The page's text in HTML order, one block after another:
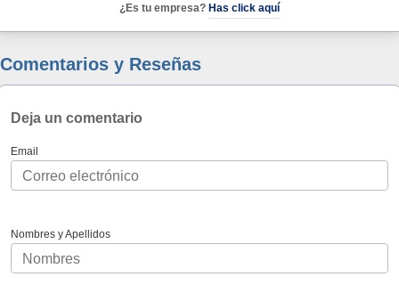
¿Es tu empresa? Has click aquí
Comentarios y Reseñas
Deja un comentario
Email
Nombres y Apellidos